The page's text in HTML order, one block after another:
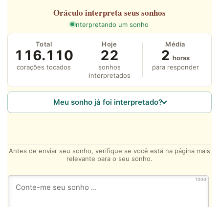
Oráculo interpreta seus sonhos
interpretando um sonho
Total
116.110
corações tocados
Hoje
22
sonhos
interpretados
Média
2 horas
para responder
Meu sonho já foi interpretado?
Antes de enviar seu sonho, verifique se você está na página mais
relevante para o seu sonho.
1000